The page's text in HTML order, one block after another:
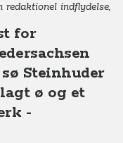
redaktionel indflydelse,
for
Steinhuder
ø og et
-